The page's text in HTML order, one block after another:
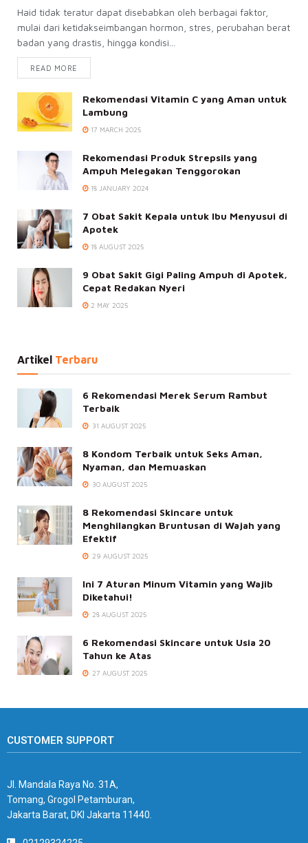
Haid tidak teratur dapat disebabkan oleh berbagai faktor,
mulai dari ketidakseimbangan hormon, stres, perubahan berat
badan yang drastis, hingga kondisi...
READ MORE
Rekomendasi Vitamin C yang Aman untuk
Lambung
17 MARCH 2025
Rekomendasi Produk Strepsils yang
Ampuh Melegakan Tenggorokan
18 JANUARY 2024
7 Obat Sakit Kepala untuk Ibu Menyusui di
Apotek
18 AUGUST 2025
9 Obat Sakit Gigi Paling Ampuh di Apotek,
Cepat Redakan Nyeri
2 MAY 2025
Artikel Terbaru
6 Rekomendasi Merek Serum Rambut
Terbaik
31 AUGUST 2025
8 Kondom Terbaik untuk Seks Aman,
Nyaman, dan Memuaskan
30 AUGUST 2025
8 Rekomendasi Skincare untuk
Menghilangkan Bruntusan di Wajah yang
Efektif
29 AUGUST 2025
Ini 7 Aturan Minum Vitamin yang Wajib
Diketahui!
28 AUGUST 2025
6 Rekomendasi Skincare untuk Usia 20
Tahun ke Atas
27 AUGUST 2025
CUSTOMER SUPPORT
Jl. Mandala Raya No. 31A,
Tomang, Grogol Petamburan,
Jakarta Barat, DKI Jakarta 11440.